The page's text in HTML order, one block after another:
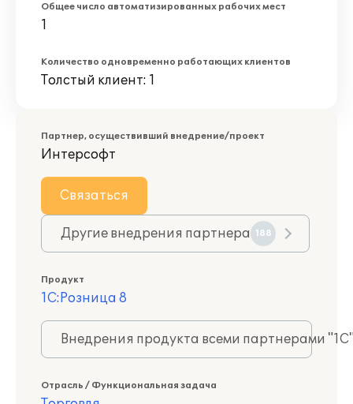
Общее число автоматизированных рабочих мест
1
Количество одновременно работающих клиентов
Толстый клиент: 1
Партнер, осуществивший внедрение/проект
Интерсофт
Связаться
Другие внедрения партнера 188
Продукт
1С:Розница 8
Внедрения продукта всеми партнерами
Отрасль / Функциональная задача